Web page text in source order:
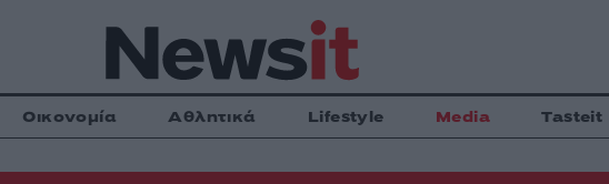
Οικονομία Αθλητικά Lifestyle Media Tasteit